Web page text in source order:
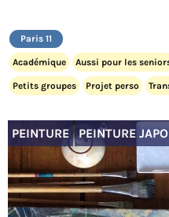
Paris 11
Académique Aussi pour les
Petits groupes Projet perso
PEINTURE PEINTURE